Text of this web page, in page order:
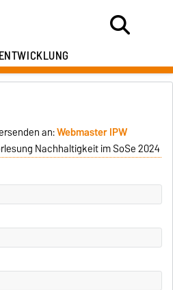
an:Webmaster IPW
Nachhaltigkeit im SoSe 2024